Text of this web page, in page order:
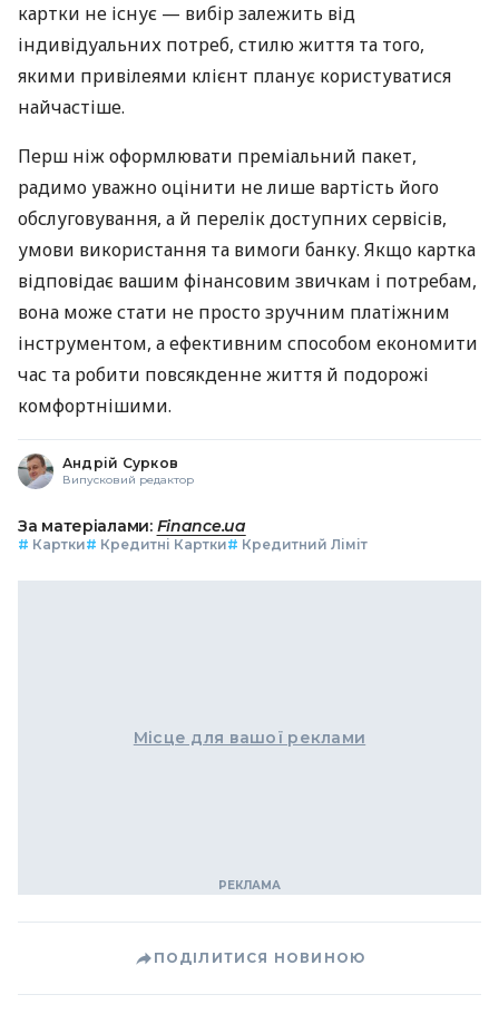
картки не існує — вибір залежить від
індивідуальних потреб, стилю життя та того,
якими привілеями клієнт планує користуватися
найчастіше.
Перш ніж оформлювати преміальний пакет,
радимо уважно оцінити не лише вартість його
обслуговування, а й перелік доступних сервісів,
умови використання та вимоги банку. Якщо картка
відповідає вашим фінансовим звичкам і потребам,
вона може стати не просто зручним платіжним
інструментом, а ефективним способом економити
час та робити повсякденне життя й подорожі
комфортнішими.
Андрій Сурков
Випусковий редактор
За матеріалами: Finance.ua
# Картки# Кредитні Картки# Кредитний Ліміт
Місце для вашої реклами
ПОДІЛИТИСЯ НОВИНОЮ